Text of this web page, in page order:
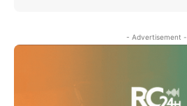
- Advertisement -